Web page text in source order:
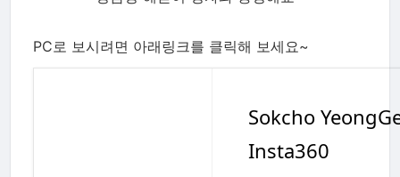
PC로 보시려면 아래링크를 클릭해 보세요~
Sokcho
Insta360